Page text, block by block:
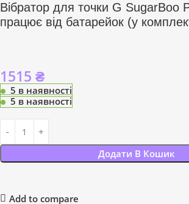
Вібратор для точки G SugarBoo
працює від батарейок (у
1515 ₴
5 в наявності
5 в наявності
Додати В Кошик
Add to compare